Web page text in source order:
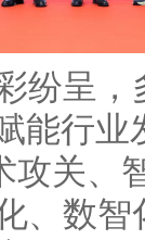
呈，
能行
攻关、
、数